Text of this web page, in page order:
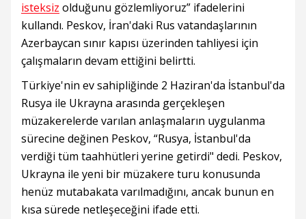
isteksiz olduğunu gözlemliyoruz” ifadelerini
kullandı. Peskov, İran'daki Rus vatandaşlarının
Azerbaycan sınır kapısı üzerinden tahliyesi için
çalışmaların devam ettiğini belirtti.
Türkiye'nin ev sahipliğinde 2 Haziran'da İstanbul'da
Rusya ile Ukrayna arasında gerçekleşen
müzakerelerde varılan anlaşmaların uygulanma
sürecine değinen Peskov, “Rusya, İstanbul'da
verdiği tüm taahhütleri yerine getirdi" dedi. Peskov,
Ukrayna ile yeni bir müzakere turu konusunda
henüz mutabakata varılmadığını, ancak bunun en
kısa sürede netleşeceğini ifade etti.